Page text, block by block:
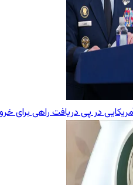
در پی دریافت راهی برای